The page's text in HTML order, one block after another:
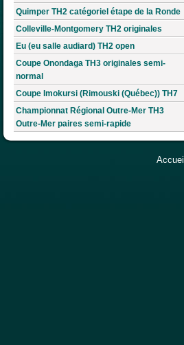
Quimper TH2 catégoriel étape de la Ronde
Colleville-Montgomery TH2 originales
Eu (eu salle audiard) TH2 open
Coupe Onondaga TH3 originales semi-
normal
Coupe Imokursi (Rimouski (Québec)) TH7
Championnat Régional Outre-Mer TH3
Outre-Mer paires semi-rapide
Accueil